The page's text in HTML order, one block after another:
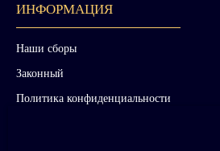
ИНФОРМАЦИЯ
Наши сборы
Законный
Политика конфиденциальности